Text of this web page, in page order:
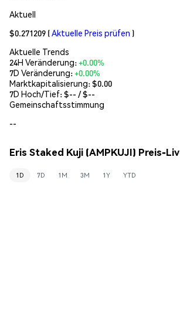
Aktuell
$0.271209 (Aktuelle Preis prüfen )
Aktuelle Trends
24H Veränderung:+0.00%
7D Veränderung:+0.00%
Marktkapitalisierung:$0.00
7D Hoch/Tief: $-- / $--
Gemeinschaftsstimmung
--
Eris Staked Kuji (AMPKUJI) Preis-
1D 7D 1M 3M 1Y YTD